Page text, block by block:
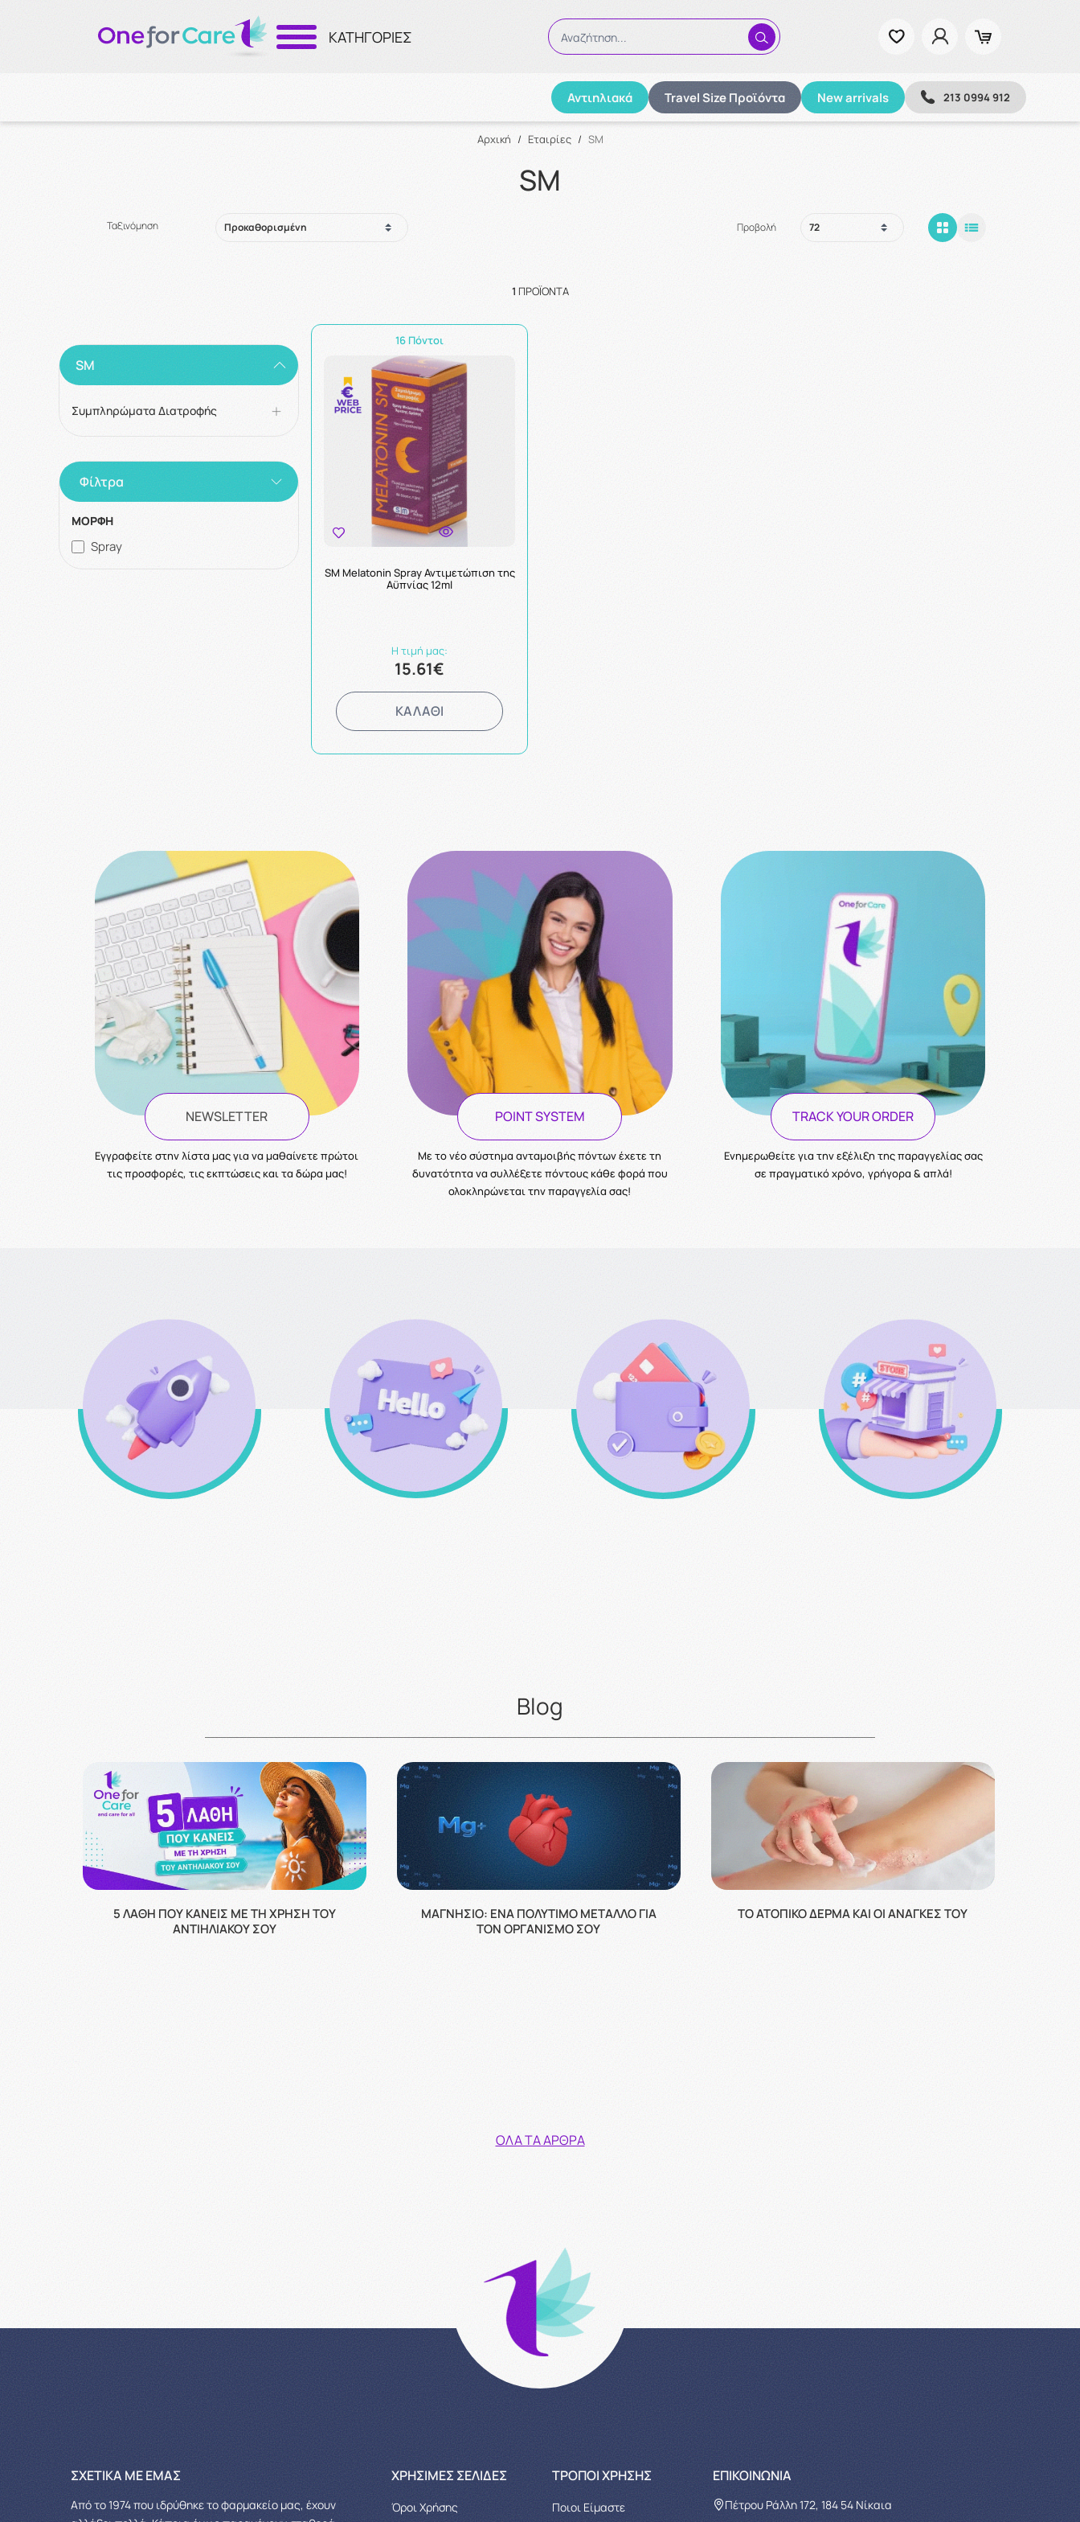
ΚΑΤΗΓΟΡΙΕΣ Αναζήτηση...
Αντιηλιακά Travel Size Προϊόντα New arrivals 213 0994 912
Αναζήτηση
Αρχική / Εταιρίες / SM
SM
Ταξινόμηση Προβολή
1 ΠΡΟΪΌΝΤΑ
SM
Συμπληρώματα Διατροφής
Φίλτρα
ΜΟΡΦΗ
Spray
16 Πόντοι
SM Melatonin Spray Αντιμετώπιση της
Αϋπνίας 12ml
Η τιμή μας:
15.61€
ΚΑΛΑΘΙ
NEWSLETTER
Eγγραφείτε στην λίστα μας για να μαθαίνετε πρώτοι
τις προσφορές, τις εκπτώσεις και τα δώρα μας!
POINT SYSTEM
Με το νέο σύστημα ανταμοιβής πόντων έχετε τη
δυνατότητα να συλλέξετε πόντους κάθε φορά που
ολοκληρώνεται την παραγγελία σας!
TRACK YOUR ORDER
Ενημερωθείτε για την εξέλιξη της παραγγελίας σας
σε πραγματικό χρόνο, γρήγορα & απλά!
Blog
5 ΛΆΘΗ ΠΟΥ ΚΆΝΕΙΣ ΜΕ ΤΗ ΧΡΉΣΗ ΤΟΥ
ΑΝΤΙΗΛΙΑΚΟΎ ΣΟΥ
ΜΑΓΝΉΣΙΟ: ΈΝΑ ΠΟΛΎΤΙΜΟ ΜΈΤΑΛΛΟ ΓΙΑ
ΤΟΝ ΟΡΓΑΝΙΣΜΌ ΣΟΥ
ΤΟ ΑΤΟΠΙΚΌ ΔΈΡΜΑ ΚΑΙ ΟΙ ΑΝΆΓΚΕΣ ΤΟΥ
ΌΛΑ ΤΑ ΆΡΘΡΑ
ΣΧΕΤΙΚΆ ΜΕ ΕΜΆΣ
Από το 1974 που ιδρύθηκε το φαρμακείο μας, έχουν
XΡΉΣΙΜΕΣ ΣΕΛΊΔΕΣ
Όροι Χρήσης
ΤΡΌΠΟΙ ΧΡΉΣΗΣ
Ποιοι Είμαστε
ΕΠΙΚΟΙΝΩΝΊΑ
Πέτρου Ράλλη 172, 184 54 Νίκαια